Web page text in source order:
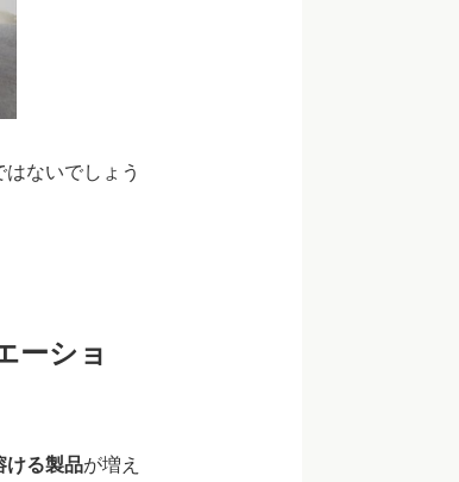
ないでしょう
ーショ
ける製品が増え